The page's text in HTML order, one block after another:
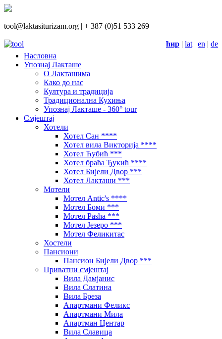
tool@laktasiturizam.org | + 387 (0)51 533 269
ћир | lat | en | de
Насловна
Упознај Лакташе
О Лакташима
Како до нас
Култура и традиција
Традиционална Кухиња
Упознај Лакташе - 360° tour
Смјештај
Хотели
Хотел Сан ****
Хотел вила Викторија ****
Хотел Ћубић ***
Хотел браћа Ђукић ****
Хотел Бијели Двор ***
Хотел Лакташи ***
Мотели
Мотел Antic's ****
Мотел Боми ***
Мотел Pasha ***
Мотел Језеро ***
Мотел Феликитас
Хостели
Пансиони
Пансион Бијели Двор ***
Приватни смјештај
Вила Дамјанис
Вила Слатина
Вила Бреза
Апартмани Феликс
Апартмани Мила
Апартман Центар
Вила Славица